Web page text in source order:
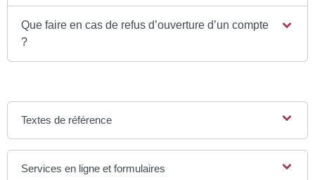
Que faire en cas de refus d’ouverture d’un compte
?
Textes de référence
Services en ligne et formulaires